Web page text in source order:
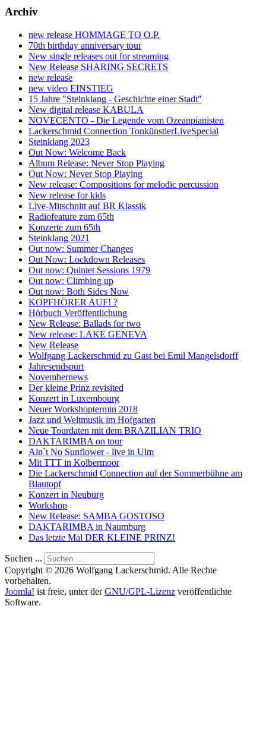
Archiv
new release HOMMAGE TO O.P.
70th birthday anniversary tour
New single releases out for streaming
New Release SHARING SECRETS
new release
new video EINSTIEG
15 Jahre "Steinklang - Geschichte einer Stadt"
New digital release KABULA
NOVECENTO - Die Legende vom Ozeanpianisten
Lackerschmid Connection TonkünstlerLiveSpecial
Steinklang 2023
Out Now: Welcome Back
Album Release: Never Stop Playing
Out Now: Never Stop Playing
New release: Compositions for melodic percussion
New release for kids
Live-Mitschnitt auf BR Klassik
Radiofeature zum 65th
Konzerte zum 65th
Steinklang 2021
Out now: Summer Changes
Out Now: Lockdown Releases
Out now: Quintet Sessions 1979
Out now: Climbing up
Out now: Both Sides Now
KOPFHÖRER AUF! ?
Hörbuch Veröffentlichung
New Release: Ballads for two
New release: LAKE GENEVA
New Release
Wolfgang Lackerschmid zu Gast bei Emil Mangelsdorff
Jahresendspurt
Novembernews
Der kleine Prinz revisited
Konzert in Luxembourg
Neuer Workshoptermin 2018
Jazz und Weltmusik im Hofgarten
Neue Tourdaten mit dem BRAZILIAN TRIO
DAKTARIMBA on tour
Ain`t No Sunflower - live in Ulm
Mit TTT in Kolbermoor
Die Lackerschmid Connection auf der Sommerbühne am
Blautopf
Konzert in Neuburg
Workshop
New Release: SAMBA GOSTOSO
DAKTARIMBA in Naumburg
Das letzte Mal DER KLEINE PRINZ!
Suchen ...
Copyright © 2026 Wolfgang Lackerschmid. Alle Rechte
vorbehalten.
Joomla! ist freie, unter derGNU/GPL-Lizenz veröffentlichte
Software.